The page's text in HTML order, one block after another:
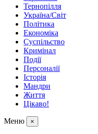
Тернопілля
Україна/Світ
Політика
Економіка
Суспільство
Кримінал
Події
Персоналії
Історія
Мандри
Життя
Цікаво!
Меню ×